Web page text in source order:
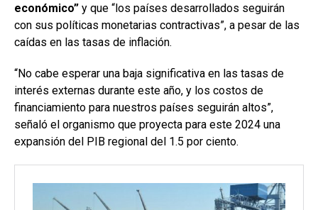
económico” y que “los países desarrollados seguirán
con sus políticas monetarias contractivas”, a pesar de las
caídas en las tasas de inflación.
“No cabe esperar una baja significativa en las tasas de
interés externas durante este año, y los costos de
financiamiento para nuestros países seguirán altos”,
señaló el organismo que proyecta para este 2024 una
expansión del PIB regional del 1.5 por ciento.